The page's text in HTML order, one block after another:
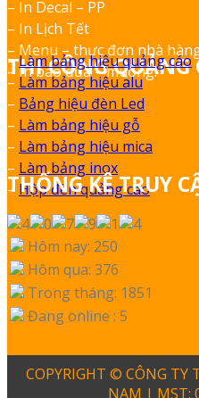
– In Decal – PP
– In Lịch Tết
– Menu – thực đơn nhà
– In bao đũa – muỗng.
THI CÔNG QUẢNG
–Làm bảng hiệu quảng cáo
– Làm bảng hiệu alu
– Bảng hiệu đèn Led
– Làm bảng hiệu gỗ
– Làm bảng hiệu mica
– Làm bảng inox
– Hộp đèn quảng cáo
THỐNG KÊ TRUY
Hôm nay: 250
Hôm qua: 376
Trong tháng: 1851
Đang online : 5
COPYRIGHT © CÔNG TY
NAM | MST: